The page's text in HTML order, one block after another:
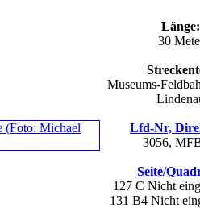
Länge:
30
Museums-
Lfd-Nr,
3056,
Seite/
127 C Nicht
131 B4 Nicht